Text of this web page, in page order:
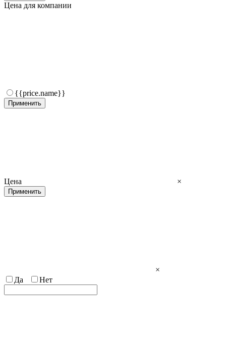
Цена для компании
{{price.name}}
Применить
Цена ×
Применить
×
Да
Нет